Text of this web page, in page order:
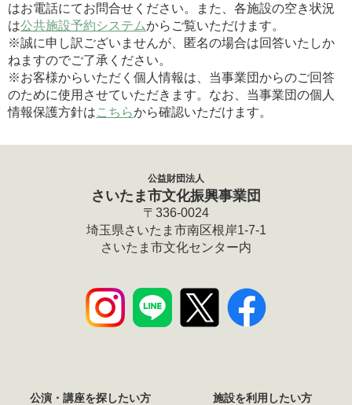
はお電話にてお問合せください。また、各施設の空き状況
は公共施設予約システムからご覧いただけます。
※誠に申し訳ございませんが、匿名の場合は回答いたしか
ねますのでご了承ください。
※お客様からいただく個人情報は、当事業団からのご回答
のために使用させていただきます。なお、当事業団の個人
情報保護方針はこちらから確認いただけます。
公益財団法人
さいたま市文化振興事業団
〒336-0024
埼玉県さいたま市南区根岸1-7-1
さいたま市文化センター内
公演・講座を探したい方 施設を利用したい方